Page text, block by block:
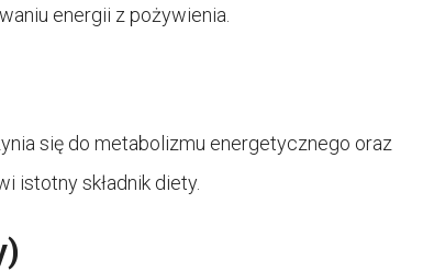
energii z pożywienia.
się do metabolizmu energetycznego oraz
istotny składnik diety.